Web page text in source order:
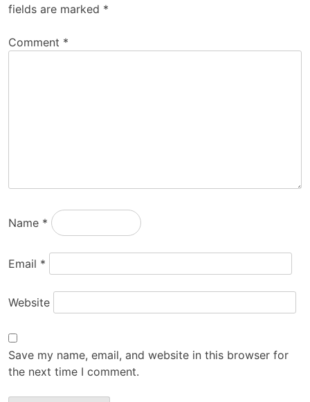
fields are marked *
Comment *
Name *
Email *
Website
Save my name, email, and website in this browser for
the next time I comment.